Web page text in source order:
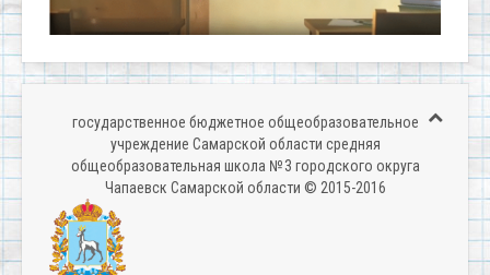
государственное бюджетное общеобразовательное
учреждение Самарской области средняя
общеобразовательная школа № 3 городского округа
Чапаевск Самарской области © 2015-2016